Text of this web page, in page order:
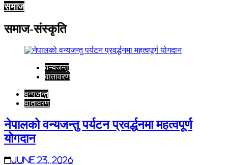
समाज
समाज-संस्कृति
वन्यजन्तु
वातावरण
वन्यजन्तु
वातावरण
नेपालको वन्यजन्तु पर्यटन प्रवर्द्धनमा महत्वपूर्ण
योगदान
June 23, 2026